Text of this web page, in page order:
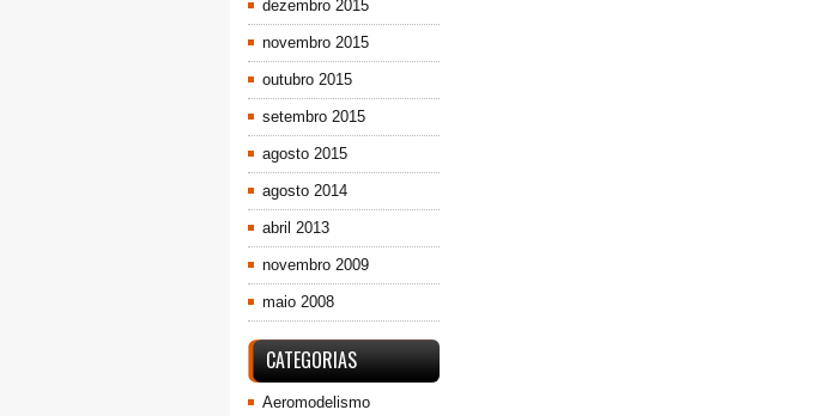
dezembro 2015
novembro 2015
outubro 2015
setembro 2015
agosto 2015
agosto 2014
abril 2013
novembro 2009
maio 2008
CATEGORIAS
Aeromodelismo